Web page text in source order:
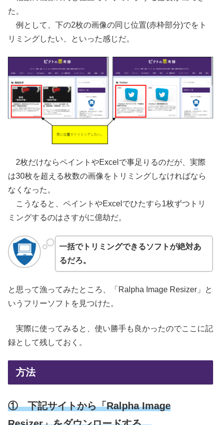
た。
例として、下の2枚の画像の同じ位置(赤枠部分)でをト
リミングしたい、といった感じだ。
2枚だけならペイントやExcelで事足りるのだが、実際
は30枚を超える枚数の画像をトリミングしなければなら
なくなった。
こうなると、ペイントやExcelでひたすら1枚ずつトリ
ミングするのはさすがに億劫だ。
一括でトリミングできるソフトが絶対あ
るだろ。
と思って漁ってみたところ、「Ralpha Image Resizer」と
いうフリーソフトを見つけた。
実際に使ってみると、使い勝手も良かったのでここに記
録として残しておく。
方法
① 下記サイトから「Ralpha Image